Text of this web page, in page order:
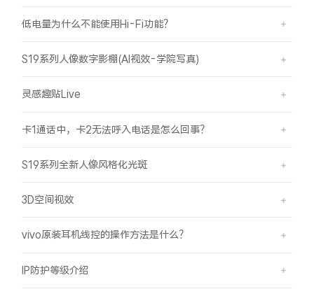
低电量为什么不能使用Hi-Fi功能？
S19系列人像数字影棚(AI视效-学院写真)
灵感趣贴Live
卡1通话中，卡2无法呼入电话是怎么回事？
S19系列全新人像风格化光斑
3D空间视效
vivo原装耳机线控的操作方法是什么？
IP防护等级介绍